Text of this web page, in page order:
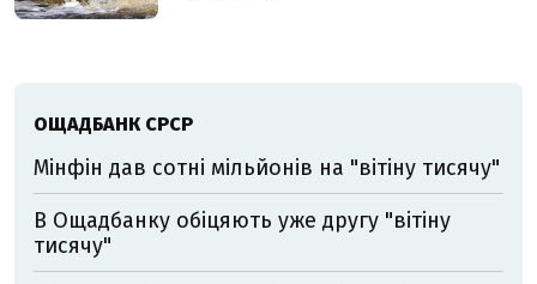
ОЩАДБАНК СРСР
Мінфін дав сотні мільйонів на "вітіну тисячу"
В Ощадбанку обіцяють уже другу "вітіну
тисячу"